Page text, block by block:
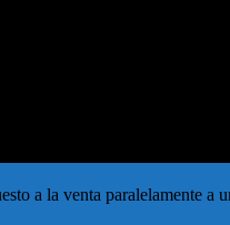
a la venta paralelamente